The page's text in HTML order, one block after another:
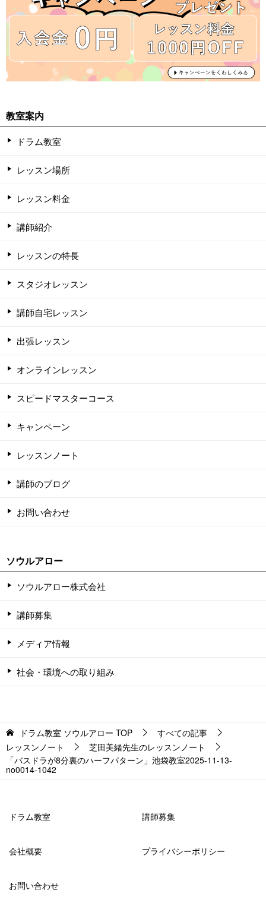
教室案内
ドラム教室
レッスン場所
レッスン料金
講師紹介
レッスンの特長
スタジオレッスン
講師自宅レッスン
出張レッスン
オンラインレッスン
スピードマスターコース
キャンペーン
レッスンノート
講師のブログ
お問い合わせ
ソウルアロー
ソウルアロー株式会社
講師募集
メディア情報
社会・環境への取り組み
ドラム教室 ソウルアロー TOP
すべての記事
レッスンノート
芝田美緒先生のレッスンノート
「バスドラが8分裏のハーフパターン」池袋教室2025-11-13-
no0014-1042
ドラム教室 講師募集
会社概要 プライバシーポリシー
お問い合わせ